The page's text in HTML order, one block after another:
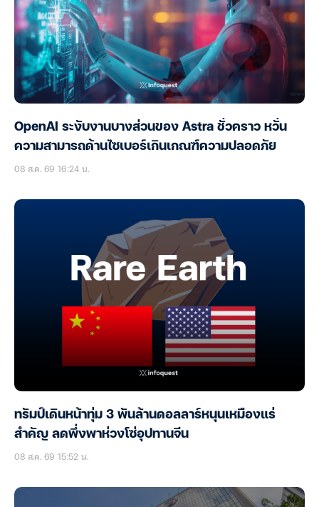
OpenAI ระงับงานบางส่วนของ Astra ชั่วคราว หวั่น
ความสามารถด้านไซเบอร์เกินเกณฑ์ความปลอดภัย
08 ส.ค. 69 16:24 น.
ทรัมป์เดินหน้าทุ่ม 3 พันล้านดอลลาร์หนุนเหมืองแร่
สำคัญ ลดพึ่งพาห่วงโซ่อุปทานจีน
08 ส.ค. 69 15:52 น.